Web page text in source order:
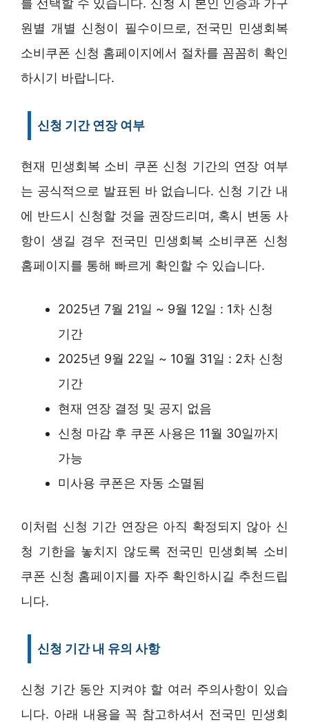
원별 개별 신청이 필수이므로, 전국민 민생회복
소비쿠폰 신청 홈페이지에서 절차를 꼼꼼히 확인
하시기 바랍니다.
신청 기간 연장 여부
현재 민생회복 소비 쿠폰 신청 기간의 연장 여부
는 공식적으로 발표된 바 없습니다. 신청 기간 내
에 반드시 신청할 것을 권장드리며, 혹시 변동 사
항이 생길 경우 전국민 민생회복 소비쿠폰 신청
홈페이지를 통해 빠르게 확인할 수 있습니다.
2025년 7월 21일 ~ 9월 12일 : 1차 신청
기간
2025년 9월 22일 ~ 10월 31일 : 2차 신청
기간
현재 연장 결정 및 공지 없음
신청 마감 후 쿠폰 사용은 11월 30일까지
가능
미사용 쿠폰은 자동 소멸됨
이처럼 신청 기간 연장은 아직 확정되지 않아 신
청 기한을 놓치지 않도록 전국민 민생회복 소비
쿠폰 신청 홈페이지를 자주 확인하시길 추천드립
니다.
신청 기간 내 유의 사항
신청 기간 동안 지켜야 할 여러 주의사항이 있습
니다. 아래 내용을 꼭 참고하셔서 전국민 민생회